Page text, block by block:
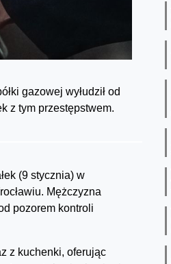
gazowej wyłudził od
z tym przestępstwem.
(9 stycznia) w
Mężczyzna
pozorem kontroli
z kuchenki, oferując